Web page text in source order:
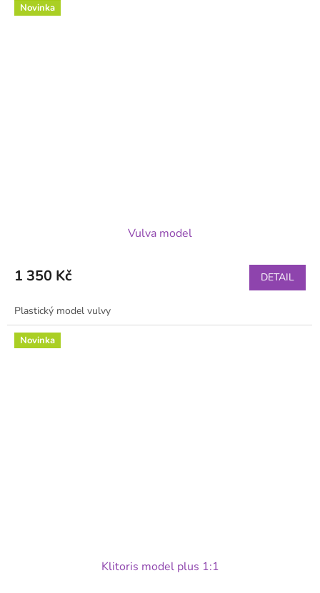
Novinka
Vulva model
1 350 Kč DETAIL
Plastický model vulvy
Novinka
Klitoris model plus 1:1